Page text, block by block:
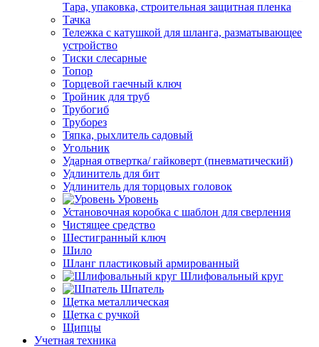
Тара, упаковка, строительная защитная пленка
Тачка
Тележка с катушкой для шланга, разматывающее
устройство
Тиски слесарные
Топор
Торцевой гаечный ключ
Тройник для труб
Трубогиб
Труборез
Тяпка, рыхлитель садовый
Угольник
Ударная отвертка/ гайковерт (пневматический)
Удлинитель для бит
Удлинитель для торцовых головок
Уровень
Установочная коробка с шаблон для сверления
Чистящее средство
Шестигранный ключ
Шило
Шланг пластиковый армированный
Шлифовальный круг
Шпатель
Щетка металлическая
Щетка с ручкой
Щипцы
Учетная техника